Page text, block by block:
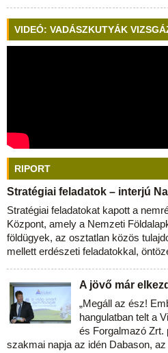
VIDEÓ: VADÁSZKUTYÁK
RIPORT
Stratégiai feladatok – interjú
Stratégiai feladatokat kapott a
Központ, amely a Nemzeti
földügyek, az osztatlan közös
mellett erdészeti feladatokkal,
A jövő már
„Megáll az ész!
hangulatban telt a
és Forgalmazó Zrt.
szakmai napja az idén Dabason, az